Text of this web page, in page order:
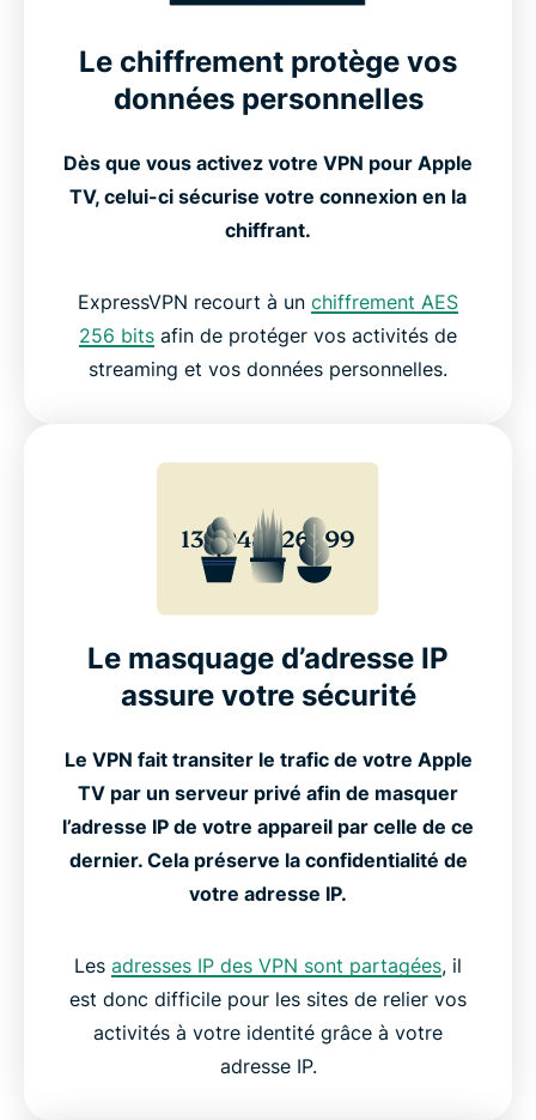
Découvrez comment ExpressVPN fonctionne sur
Apple TV
Compatible avec toutes les générations d’Apple TV
VPN gratuits vs VPN payants pour Apple TV
Ce que nos utilisateurs disent d’ExpressVPN
FAQ : VPN pour Apple TV
Le chiffrement protège vos
données personnelles
Dès que vous activez votre VPN pour Apple
TV, celui-ci sécurise votre connexion en la
chiffrant.
ExpressVPN recourt à un chiffrement AES
256 bits afin de protéger vos activités de
streaming et vos données personnelles.
Le masquage d’adresse IP
assure votre sécurité
Le VPN fait transiter le trafic de votre Apple
TV par un serveur privé afin de masquer
l’adresse IP de votre appareil par celle de ce
dernier. Cela préserve la confidentialité de
votre adresse IP.
Les adresses IP des VPN sont partagées, il
est donc difficile pour les sites de relier vos
activités à votre identité grâce à votre
adresse IP.